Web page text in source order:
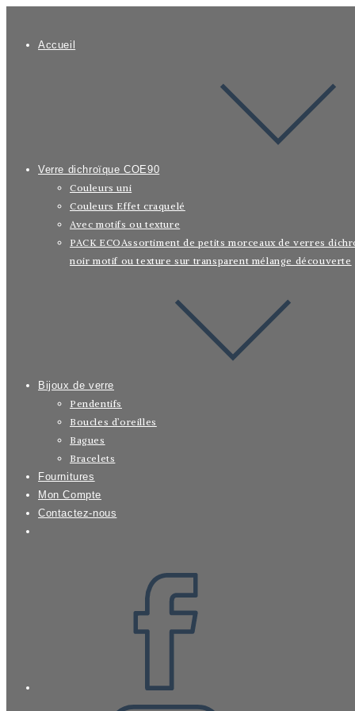
Accueil
Verre dichroïque COE90
Couleurs uni
Couleurs Effet craquelé
Avec motifs ou texture
PACK ECOAssortiment de petits morceaux de verres
noir motif ou texture sur transparent mélange découverte
Bijoux de verre
Pendentifs
Boucles d’oreilles
Bagues
Bracelets
Fournitures
Mon Compte
Contactez-nous